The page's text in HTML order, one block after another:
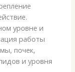
уровне и
работы
почек,
и уровня